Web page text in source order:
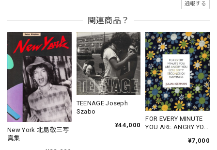
通報する
関連商品？
New York 北島敬三写
真集
TEENAGE Joseph
Szabo
¥44,000
FOR EVERY MINUTE
YOU ARE ANGRY YOU
¥7,000